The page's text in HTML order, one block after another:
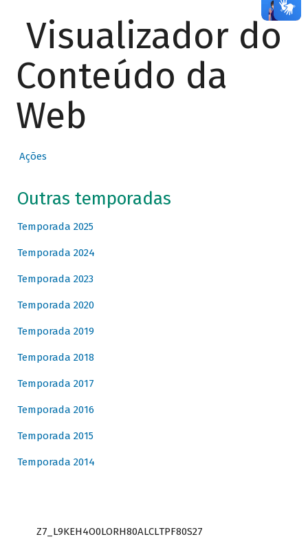
Visualizador do
Conteúdo da
Web
Ações
Outras temporadas
Temporada 2025
Temporada 2024
Temporada 2023
Temporada 2020
Temporada 2019
Temporada 2018
Temporada 2017
Temporada 2016
Temporada 2015
Temporada 2014
Z7_L9KEH4O0LORH80ALCLTPF80S27